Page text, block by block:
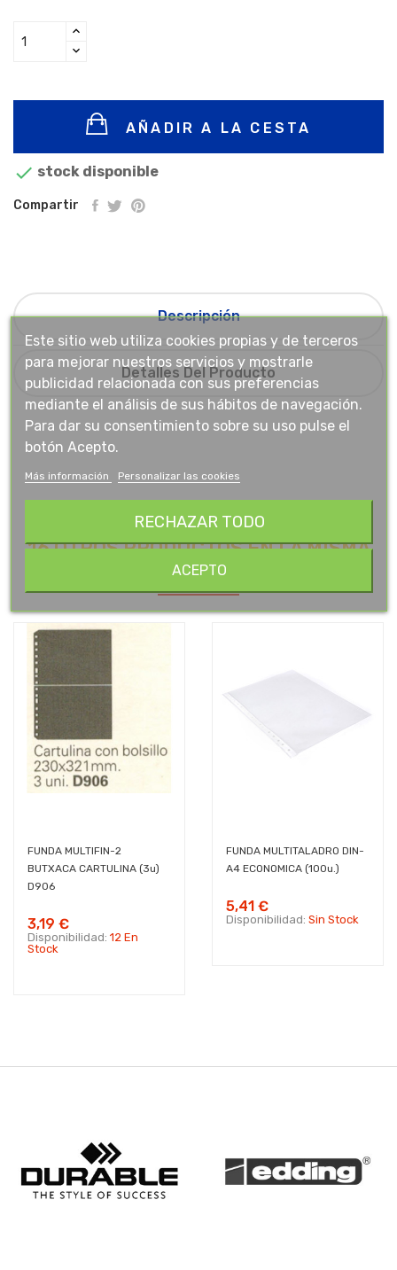
AÑADIR A LA CESTA
 stock disponible
Compartir
Descripción
Detalles Del Producto
16 OTROS PRODUCTOS EN LA MISMA
CATEGORÍA:
FUNDA MULTIFIN-2
BUTXACA CARTULINA (3u)
D906
3,19 €
Disponibilidad: 12 En
Stock
FUNDA MULTITALADRO DIN-
A4 ECONOMICA (100u.)
5,41 €
Disponibilidad: Sin Stock
Este sitio web utiliza cookies propias y de terceros
para mejorar nuestros servicios y mostrarle
publicidad relacionada con sus preferencias
mediante el análisis de sus hábitos de navegación.
Para dar su consentimiento sobre su uso pulse el
botón Acepto.
Más información Personalizar las cookies
RECHAZAR TODO
ACEPTO